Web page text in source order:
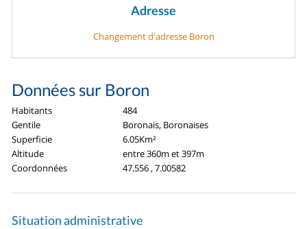
Adresse
Changement d'adresse Boron
Données sur Boron
Habitants
484
Gentile
Boronais, Boronaises
Superficie
6.05Km²
Altitude
entre 360m et 397m
Coordonnées
47.556 , 7.00582
Situation administrative